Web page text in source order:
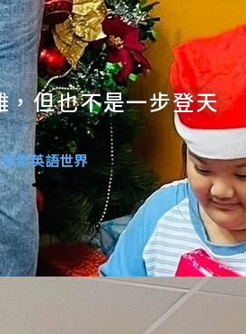
，但也不是一步登天
探索英語世界